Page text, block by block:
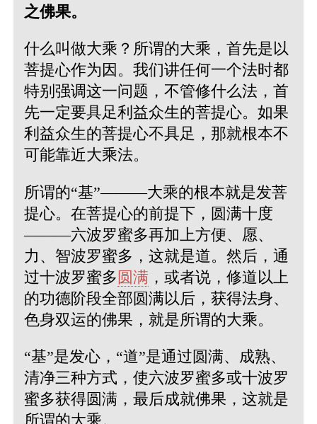
之佛果。
什么叫做大乘？所谓的大乘，首先是以
菩提心作为因。我们讲任何一个法时都
特别强调这一问题，不管修什么法，首
先一定要具足利益众生的菩提心。如果
利益众生的菩提心不具足，那就根本不
可能靠近大乘法。
所谓的“基”———大乘的根本就是发菩
提心。在菩提心的前提下，圆满十度
———六波罗蜜多再加上方便、愿、
力、智波罗蜜多，这就是道。然后，通
过十波罗蜜多 圆满 ，或者说，修道以上
的功德阶段全部圆满以后，获得法身、
色身双运的佛果，就是所谓的大乘。
“基”是发心，“道”是通过圆满、成熟、
清净三种方式，使六波罗蜜多或十波罗
蜜多获得圆满，最后成就佛果，这就是
所谓的大乘。